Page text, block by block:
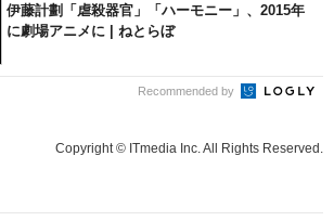
伊藤計劃「虐殺器官」「ハーモニー」、2015年
に劇場アニメに | ねとらぼ
Recommended by
Copyright © ITmedia Inc. All Rights Reserved.